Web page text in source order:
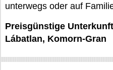
unterwegs oder auf
Preisgünstige
Lábatlan, Komorn-Gran